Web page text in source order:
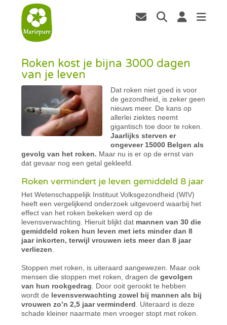
Roken kost je bijna 3000 dagen
van je leven
Dat roken niet goed is voor
de gezondheid, is zeker geen
nieuws meer. De kans op
allerlei ziektes neemt
gigantisch toe door te roken.
Jaarlijks sterven er
ongeveer 15000 Belgen als
gevolg van het roken. Maar nu is er op de ernst van
dat gevaar nog een getal gekleefd.
Roken vermindert je leven gemiddeld 8 jaar
Het Wetenschappelijk Instituut Volksgezondheid (WIV)
heeft een vergelijkend onderzoek uitgevoerd waarbij het
effect van het roken bekeken werd op de
levensverwachting. Hieruit blijkt dat mannen van 30 die
gemiddeld roken hun leven met iets minder dan 8
jaar inkorten, terwijl vrouwen iets meer dan 8 jaar
verliezen
Stoppen met roken, is uiteraard aangewezen. Maar ook
mensen die stoppen met roken, dragen degevolgen
van hun rookgedrag . Door ooit gerookt te hebben
wordt de levensverwachting zowel bij mannen als bij
vrouwen zo’n 2,5 jaar verminderd . Uiteraard is deze
schade kleiner naarmate men vroeger stopt met roken.